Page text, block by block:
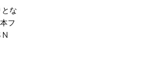
な
フ
N